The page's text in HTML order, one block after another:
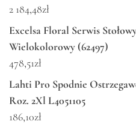
2 184,48zł
Excelsa Floral Serwis
Wielokolorowy (62497)
478,51zł
Lahti Pro Spodnie
Roz. 2Xl L4051105
186,10zł